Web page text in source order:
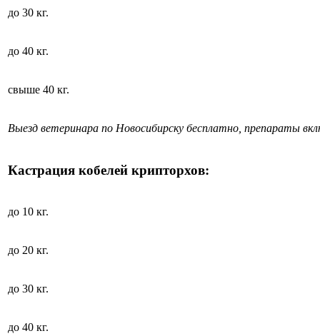
до 30 кг.
до 40 кг.
свыше 40 кг.
Выезд ветеринара по Новосибирску бесплатно, препараты
Кастрация кобелей крипторхов:
до 10 кг.
до 20 кг.
до 30 кг.
до 40 кг.